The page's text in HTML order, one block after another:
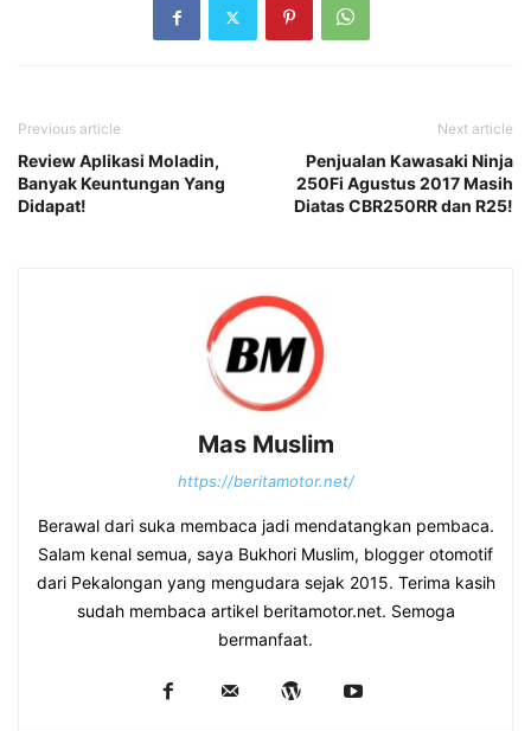
Previous article
Review Aplikasi Moladin,
Banyak Keuntungan Yang
Didapat!
Next article
Penjualan Kawasaki Ninja
250Fi Agustus 2017 Masih
Diatas CBR250RR dan R25!
Mas Muslim
https://beritamotor.net/
Berawal dari suka membaca jadi mendatangkan pembaca.
Salam kenal semua, saya Bukhori Muslim, blogger otomotif
dari Pekalongan yang mengudara sejak 2015. Terima kasih
sudah membaca artikel beritamotor.net. Semoga
bermanfaat.